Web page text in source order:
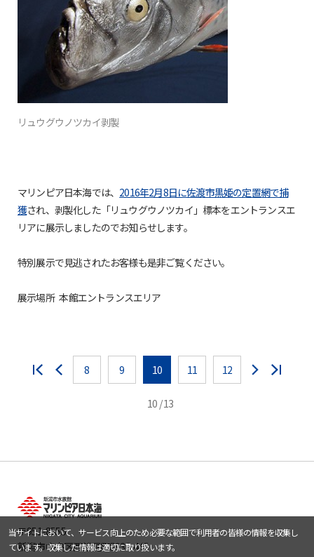
リュウグウノツカイ剥製
マリンピア日本海では、 2016年2月8日に佐渡市黒姫の定置網で捕
獲され、剥製化した「リュウグウノツカイ」標本をエントランスエ
リアに展示しましたのでお知らせします。
特別展示で見逃されたお客様も是非ご覧ください。
展示場所 本館エントランスエリア
10 / 13
8 9 10 11 12
〒951-8555
新潟市中央区西船見町5932-445
当サイトにおいて、サービス向上のため必要な範囲で利用者の皆様の情報を収集し
ています。収集した情報は適切に取り扱います。